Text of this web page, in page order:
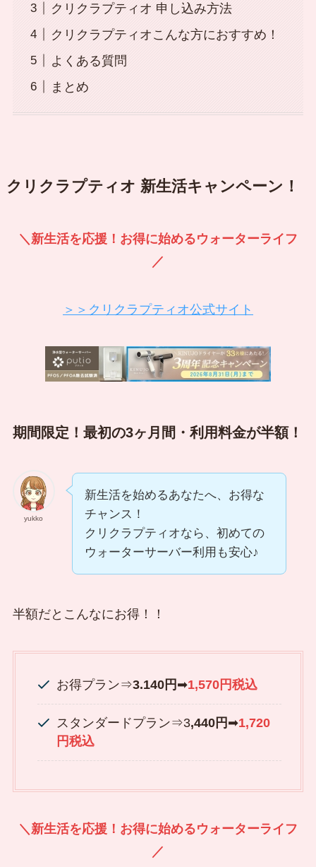
クリクラプティオ 申し込み方法
クリクラプティオこんな方におすすめ！
よくある質問
まとめ
クリクラプティオ 新生活キャンペーン！
＼新生活を応援！お得に始めるウォーターライフ
／
＞＞クリクラプティオ公式サイト
期間限定！最初の3ヶ月間・利用料金が半額！
yukko
新生活を始めるあなたへ、お得な
チャンス！
クリクラプティオなら、初めての
ウォーターサーバー利用も安心♪
半額だとこんなにお得！！
お得プラン⇒3.140円 ➡1,570円税込
スタンダードプラン⇒3,440円 ➡1,720
円税込
＼新生活を応援！お得に始めるウォーターライフ
／